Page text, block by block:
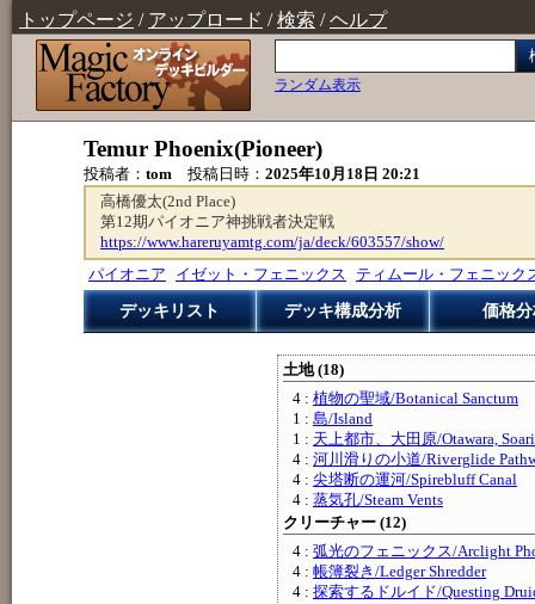
トップページ / アップロード /検索 /ヘルプ
ランダム表示
Temur Phoenix(Pioneer)
投稿者： tom 投稿日時： 2025年10月18日 20:21
高橋優太(2nd Place)
第12期パイオニア神挑戦者決定戦
https://www.hareruyamtg.com/ja/deck/603557/show/
パイオニア
イゼット・フェニックス ティムール・フェニック
デッキリスト デッキ構成分析 価格
土地 (18)
4 : 植物の聖域/Botanical Sanctum
1 : 島/Island
1 : 天上都市、大田原/Otawara,
4 : 河川滑りの小道/Riverglide
4 : 尖塔断の運河/Spirebluff Canal
4 : 蒸気孔/Steam Vents
クリーチャー (12)
4 : 弧光のフェニックス/Arclight
4 : 帳簿裂き/Ledger Shredder
4 : 探索するドルイド/Questing